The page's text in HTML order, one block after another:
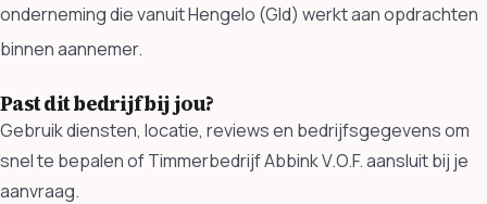
onderneming die vanuit Hengelo (Gld) werkt aan opdrachten
binnen aannemer.
Past dit bedrijf bij jou?
Gebruik diensten, locatie, reviews en bedrijfsgegevens om
snel te bepalen of Timmerbedrijf Abbink V.O.F. aansluit bij je
aanvraag.